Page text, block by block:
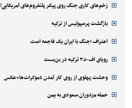
زخم‌های کاری جنگ روی پیکر پلتفروم‌های آمریکایی!
بازگشت پرسپولیس از ترکیه
اعتراف ؛جنگ با ایران یک فاجعه است
رویای اف-۳۵ ترکیه در بن‌بست
وحشت پهلوی از روی کار آمدن دموکرات‌ها+عکس
حمله مزدوران سعودی به یمن